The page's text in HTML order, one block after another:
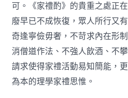
可。《家禮酌》的貴重之處正
廢早已不成恢復，眾人所行又
奇逢寧儉毋奢，不苛求內在形
消僧道作法、不強人飲酒、不
請求使得家禮活動易知簡能，
為本的理學家禮思惟。